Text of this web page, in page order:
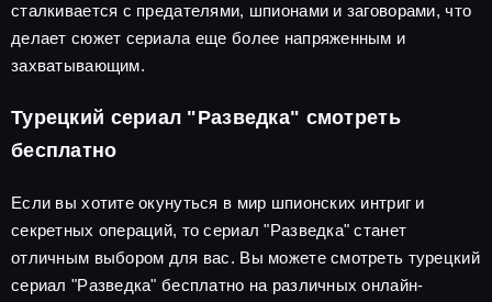
сталкивается с предателями, шпионами и заговорами, что
делает сюжет сериала еще более напряженным и
захватывающим.
Турецкий сериал "Разведка" смотреть
бесплатно
Если вы хотите окунуться в мир шпионских интриг и
секретных операций, то сериал "Разведка" станет
отличным выбором для вас. Вы можете смотреть турецкий
сериал "Разведка" бесплатно на различных онлайн-